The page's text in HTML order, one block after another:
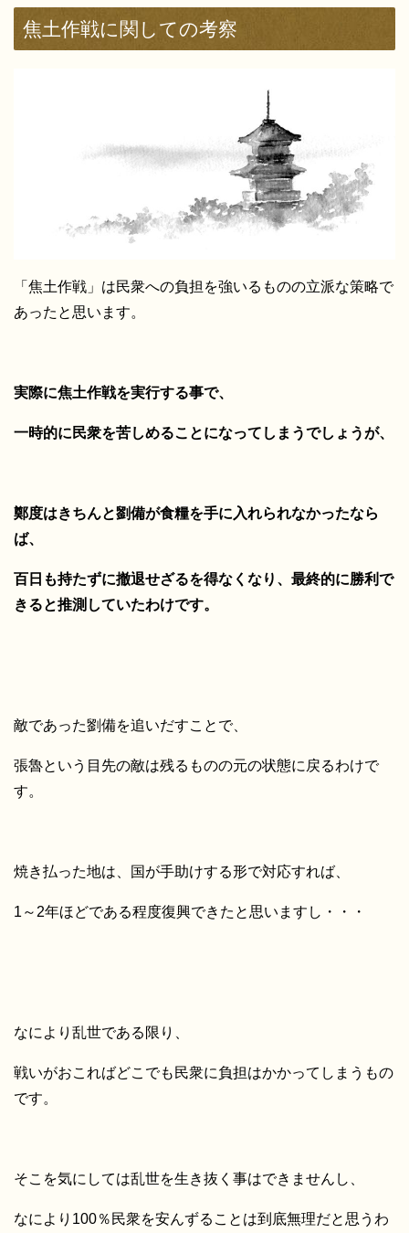
焦土作戦に関しての考察
「焦土作戦」は民衆への負担を強いるものの立派な策略で
あったと思います。
実際に焦土作戦を実行する事で、
一時的に民衆を苦しめることになってしまうでしょうが、
鄭度はきちんと劉備が食糧を手に入れられなかったなら
ば、
百日も持たずに撤退せざるを得なくなり、最終的に勝利で
きると推測していたわけです。
敵であった劉備を追いだすことで、
張魯という目先の敵は残るものの元の状態に戻るわけで
す。
焼き払った地は、国が手助けする形で対応すれば、
1～2年ほどである程度復興できたと思いますし・・・
なにより乱世である限り、
戦いがおこればどこでも民衆に負担はかかってしまうもの
です。
そこを気にしては乱世を生き抜く事はできませんし、
なにより100％民衆を安んずることは到底無理だと思うわ